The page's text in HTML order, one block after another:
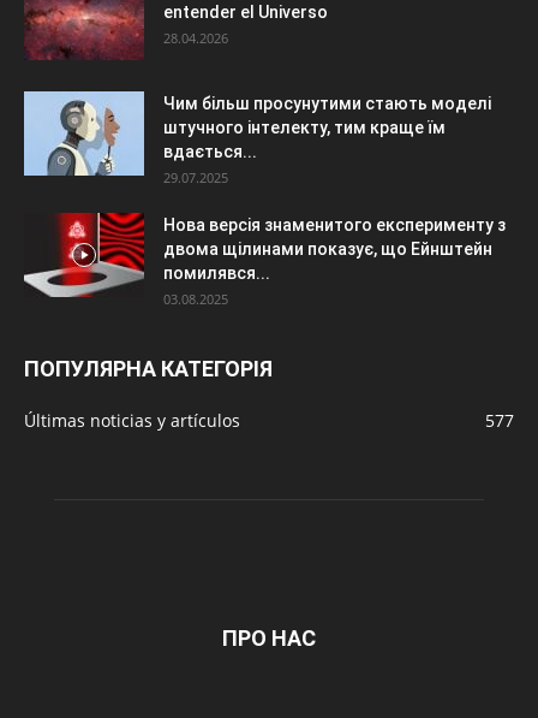
entender el Universo
28.04.2026
Чим більш просунутими стають моделі
штучного інтелекту, тим краще їм
вдається...
29.07.2025
Нова версія знаменитого експерименту з
двома щілинами показує, що Ейнштейн
помилявся...
03.08.2025
ПОПУЛЯРНА КАТЕГОРІЯ
Últimas noticias y artículos 577
ПРО НАС